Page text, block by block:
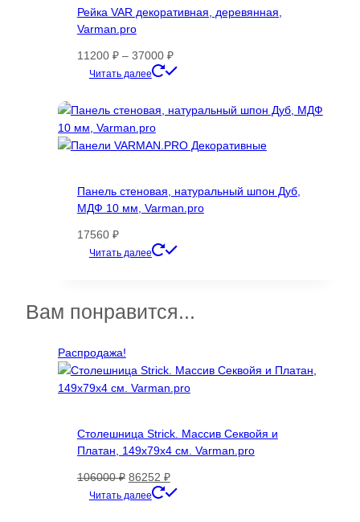
можно
Рейка VAR декоративная, деревянная,
Varman.pro
11200 ₽ – 37000 ₽Диапазон
цен:
–
Читать далее
имеет
вариаций.
выбрать
на
Панель стеновая, натуральный шпон Дуб,
МДФ 10 мм, Varman.pro
17560 ₽
Читать далее
вариаций.
выбрать
на
товара.
Вам понравится...
Распродажа!
Столешница Strick. Массив Секвойя и
Платан, 149х79х4 см. Varman.pro
106000₽ Первоначальная
цена
86252 ₽Текущая
цена:
Читать далее